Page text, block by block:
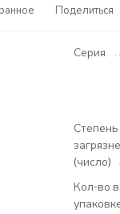
Поделиться
Серия
Степень
(число)
Кол-во в